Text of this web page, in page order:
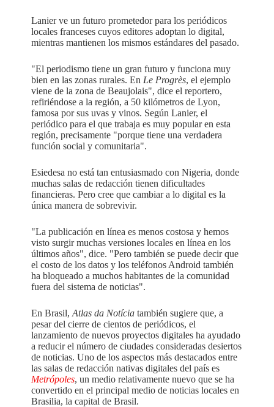
Lanier ve un futuro prometedor para los periódicos
locales franceses cuyos editores adoptan lo digital,
mientras mantienen los mismos estándares del pasado.
"El periodismo tiene un gran futuro y funciona muy
bien en las zonas rurales. En Le Progrès, el ejemplo
viene de la zona de Beaujolais", dice el reportero,
refiriéndose a la región, a 50 kilómetros de Lyon,
famosa por sus uvas y vinos. Según Lanier, el
periódico para el que trabaja es muy popular en esta
región, precisamente "porque tiene una verdadera
función social y comunitaria".
Esiedesa no está tan entusiasmado con Nigeria, donde
muchas salas de redacción tienen dificultades
financieras. Pero cree que cambiar a lo digital es la
única manera de sobrevivir.
"La publicación en línea es menos costosa y hemos
visto surgir muchas versiones locales en línea en los
últimos años", dice. "Pero también se puede decir que
el costo de los datos y los teléfonos Android también
ha bloqueado a muchos habitantes de la comunidad
fuera del sistema de noticias".
En Brasil, Atlas da Notícia también sugiere que, a
pesar del cierre de cientos de periódicos, el
lanzamiento de nuevos proyectos digitales ha ayudado
a reducir el número de ciudades consideradas desiertos
de noticias. Uno de los aspectos más destacados entre
las salas de redacción nativas digitales del país es
Metrópoles, un medio relativamente nuevo que se ha
convertido en el principal medio de noticias locales en
Brasilia, la capital de Brasil.